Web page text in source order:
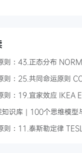
则：43.正态分布
则：25.共同命运原则
则：19.宜家效应 IKEA
知识库｜100个思维模型
则：11.泰斯勒定律